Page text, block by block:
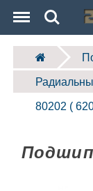
Search
80202 (